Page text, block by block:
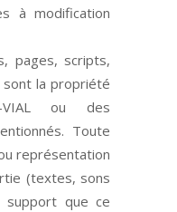
à modification
pages, scripts,
la propriété
VIAL ou des
Toute
représentation
(textes, sons
support que ce